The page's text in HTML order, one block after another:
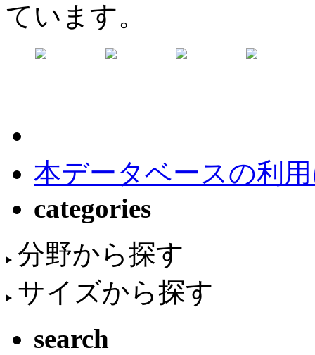
ています。
本データベースの利
categories
分野から探す
サイズから探す
search